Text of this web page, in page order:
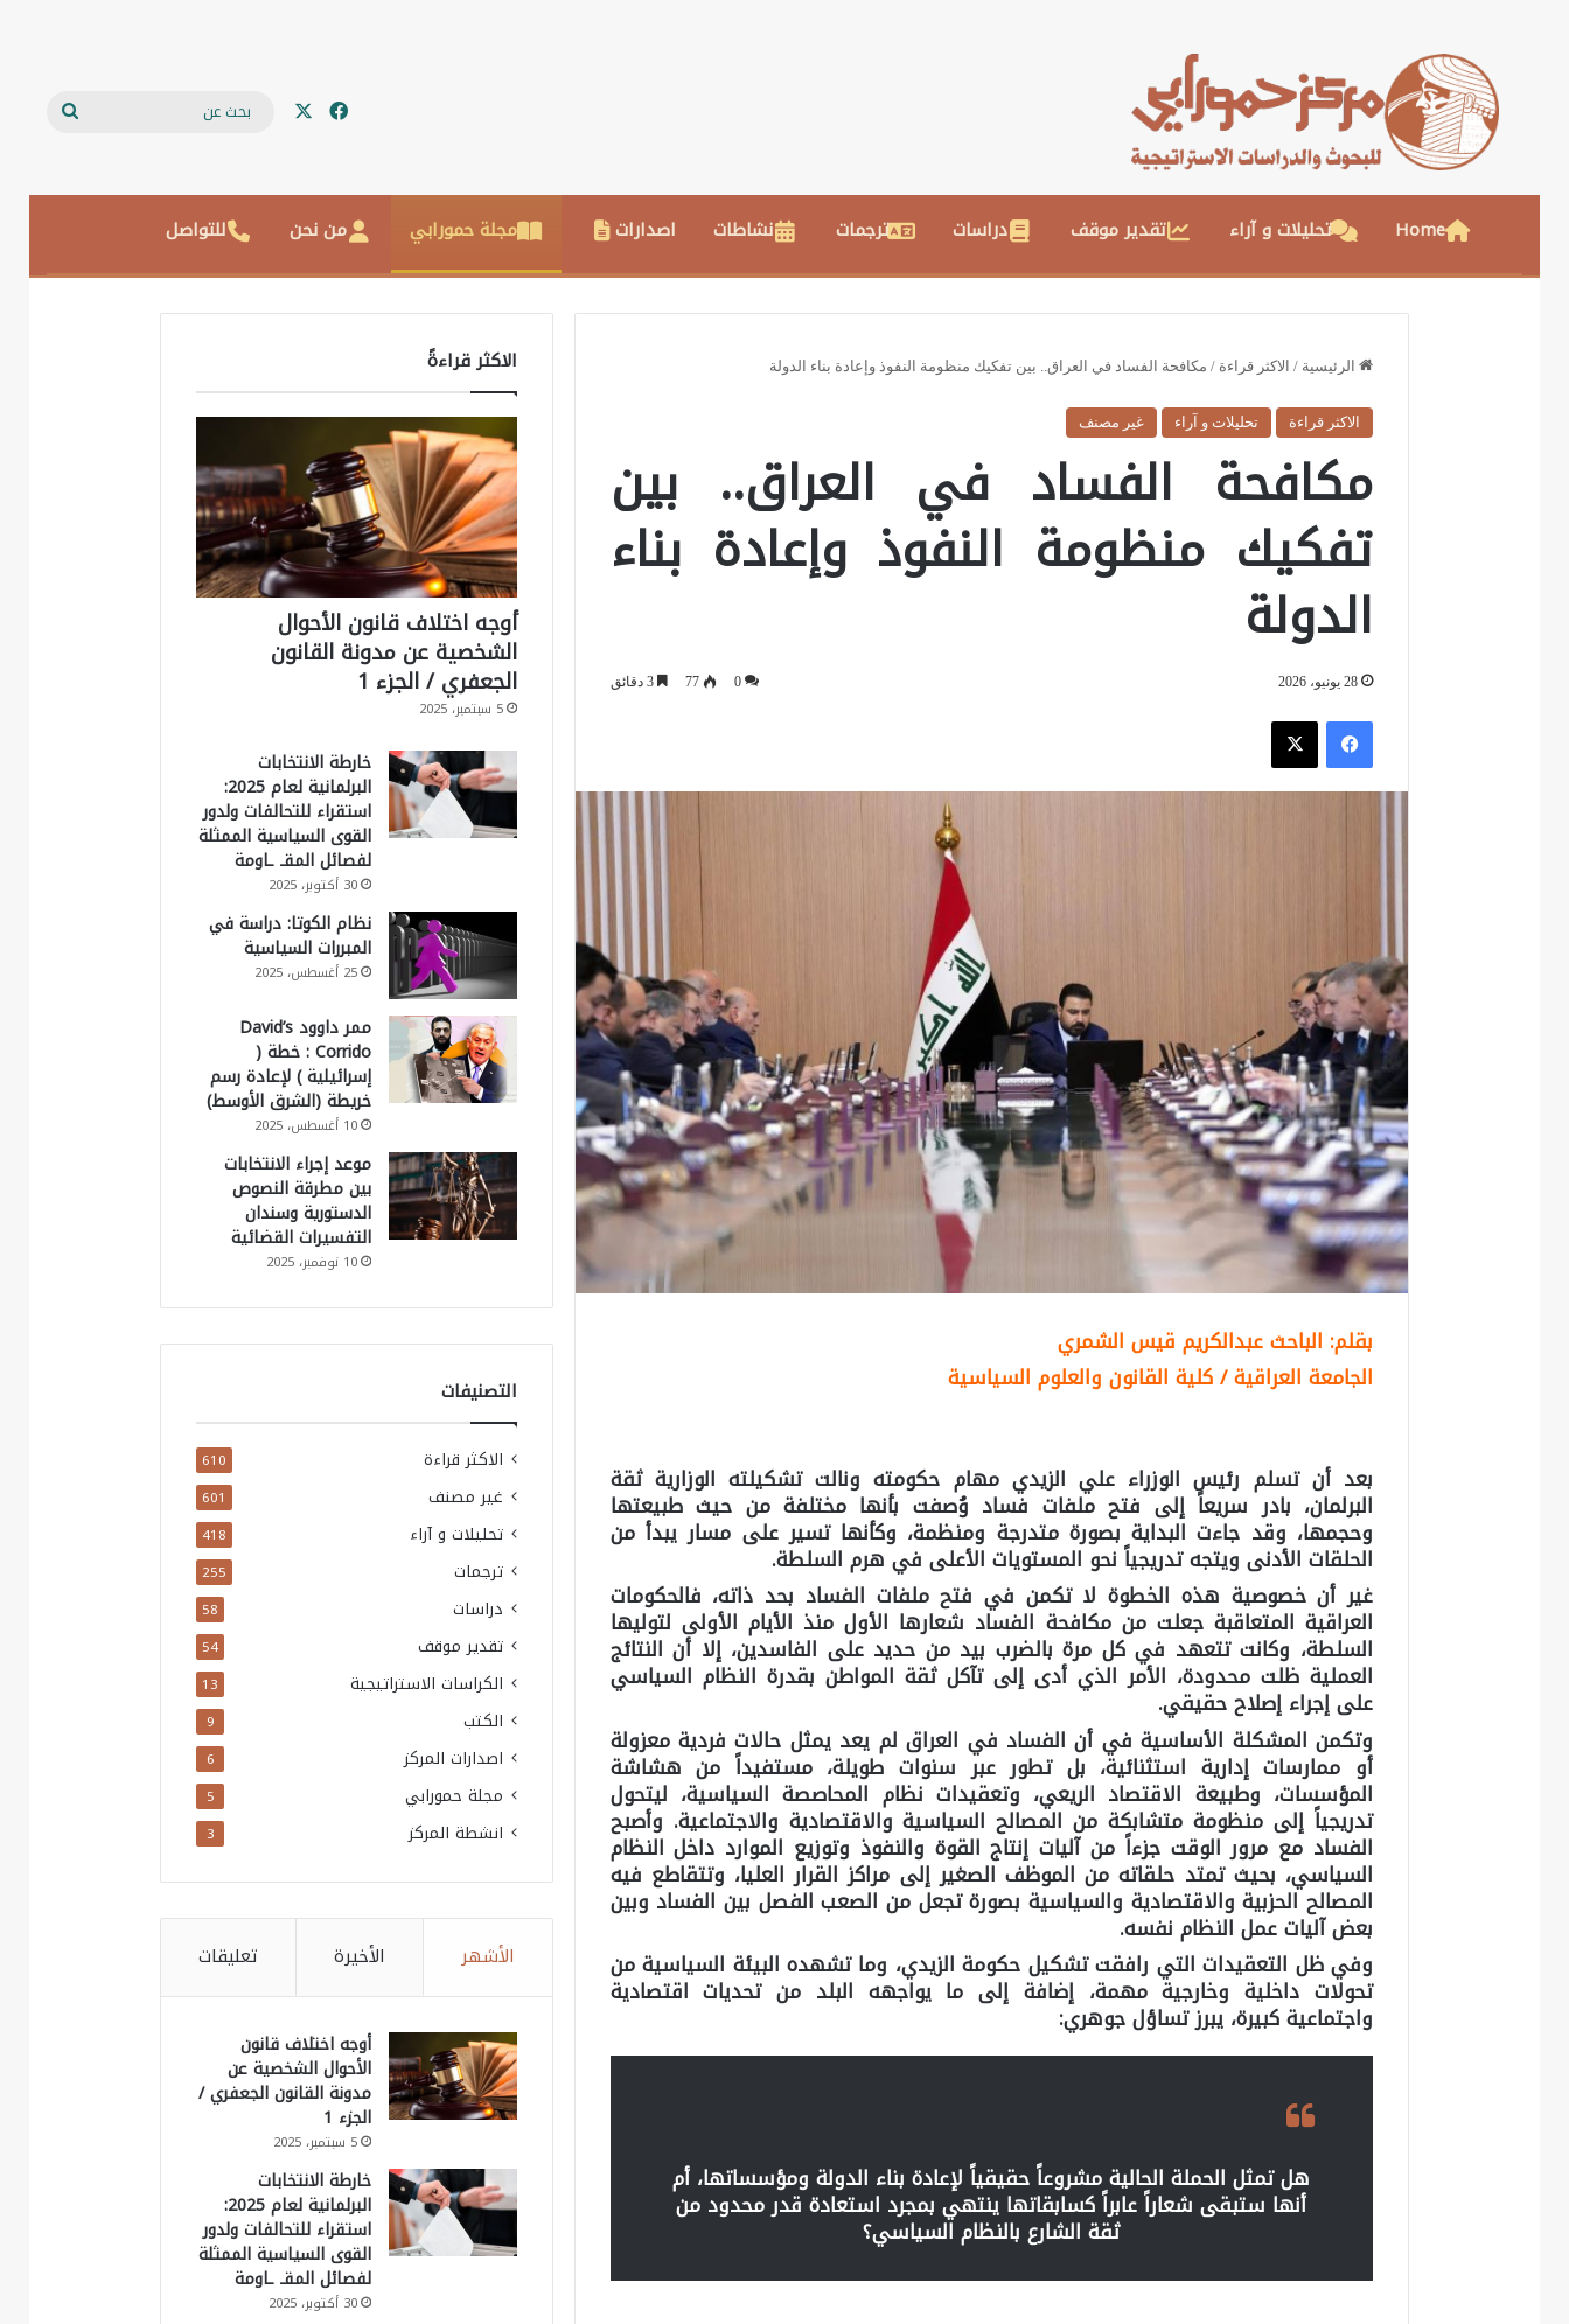
فيسبوك
Home تحليلات و آراء تقدير موقف دراسات ترجمات نشاطات اصدارات مجلة حمورابي من نحن للتواصل
الرئيسية / الاكثر قراءة / مكافحة الفساد في العراق.. بين تفكيك منظومة النفوذ وإعادة بناء الدولة
الاكثر قراءة تحليلات و آراء غير مصنف
مكافحة الفساد في العراق.. بين
تفكيك منظومة النفوذ وإعادة بناء
الدولة
28 يونيو، 2026 0
77 3 دقائق
فيسبوك
بقلم: الباحث عبدالكريم قيس الشمري
الجامعة العراقية / كلية القانون والعلوم السياسية
بعد أن تسلم رئيس الوزراء علي الزيدي مهام حكومته ونالت تشكيلته الوزارية ثقة
البرلمان، بادر سريعاً إلى فتح ملفات فساد وُصفت بأنها مختلفة من حيث طبيعتها
وحجمها، وقد جاءت البداية بصورة متدرجة ومنظمة، وكأنها تسير على مسار يبدأ من
الحلقات الأدنى ويتجه تدريجياً نحو المستويات الأعلى في هرم السلطة.
غير أن خصوصية هذه الخطوة لا تكمن في فتح ملفات الفساد بحد ذاته، فالحكومات
العراقية المتعاقبة جعلت من مكافحة الفساد شعارها الأول منذ الأيام الأولى لتوليها
السلطة، وكانت تتعهد في كل مرة بالضرب بيد من حديد على الفاسدين، إلا أن النتائج
العملية ظلت محدودة، الأمر الذي أدى إلى تآكل ثقة المواطن بقدرة النظام السياسي
على إجراء إصلاح حقيقي.
وتكمن المشكلة الأساسية في أن الفساد في العراق لم يعد يمثل حالات فردية معزولة
أو ممارسات إدارية استثنائية، بل تطور عبر سنوات طويلة، مستفيداً من هشاشة
المؤسسات، وطبيعة الاقتصاد الريعي، وتعقيدات نظام المحاصصة السياسية، ليتحول
تدريجياً إلى منظومة متشابكة من المصالح السياسية والاقتصادية والاجتماعية. وأصبح
الفساد مع مرور الوقت جزءاً من آليات إنتاج القوة والنفوذ وتوزيع الموارد داخل النظام
السياسي، بحيث تمتد حلقاته من الموظف الصغير إلى مراكز القرار العليا، وتتقاطع فيه
المصالح الحزبية والاقتصادية والسياسية بصورة تجعل من الصعب الفصل بين الفساد وبين
بعض آليات عمل النظام نفسه.
وفي ظل التعقيدات التي رافقت تشكيل حكومة الزيدي، وما تشهده البيئة السياسية من
تحولات داخلية وخارجية مهمة، إضافة إلى ما يواجهه البلد من تحديات اقتصادية
واجتماعية كبيرة، يبرز تساؤل جوهري:
هل تمثل الحملة الحالية مشروعاً حقيقياً لإعادة بناء الدولة ومؤسساتها، أم
أنها ستبقى شعاراً عابراً كسابقاتها ينتهي بمجرد استعادة قدر محدود من
ثقة الشارع بالنظام السياسي؟
الاكثر قراءةً
أوجه اختلاف قانون الأحوال
الشخصية عن مدونة القانون
الجعفري / الجزء 1
5 سبتمبر، 2025
خارطة الانتخابات
البرلمانية لعام 2025:
استقراء للتحالفات ولدور
القوى السياسية الممثلة
لفصائل المقـ ـاومة
30 أكتوبر، 2025
نظام الكوتا: دراسة في
المبررات السياسية
25 أغسطس، 2025
ممر داوود David’s
Corrido : خطة (
إسرائيلية ) لإعادة رسم
خريطة (الشرق الأوسط)
10 أغسطس، 2025
موعد إجراء الانتخابات
بين مطرقة النصوص
الدستورية وسندان
التفسيرات القضائية
10 نوفمبر، 2025
التصنيفات
الاكثر قراءة 610
غير مصنف 601
تحليلات و آراء 418
ترجمات 255
دراسات 58
تقدير موقف 54
الكراسات الاستراتيجية 13
الكتب 9
اصدارات المركز 6
مجلة حمورابي 5
انشطة المركز 3
الأشهر الأخيرة تعليقات
أوجه اختلاف قانون
الأحوال الشخصية عن
مدونة القانون الجعفري /
الجزء 1
5 سبتمبر، 2025
خارطة الانتخابات
البرلمانية لعام 2025:
استقراء للتحالفات ولدور
القوى السياسية الممثلة
لفصائل المقـ ـاومة
30 أكتوبر، 2025